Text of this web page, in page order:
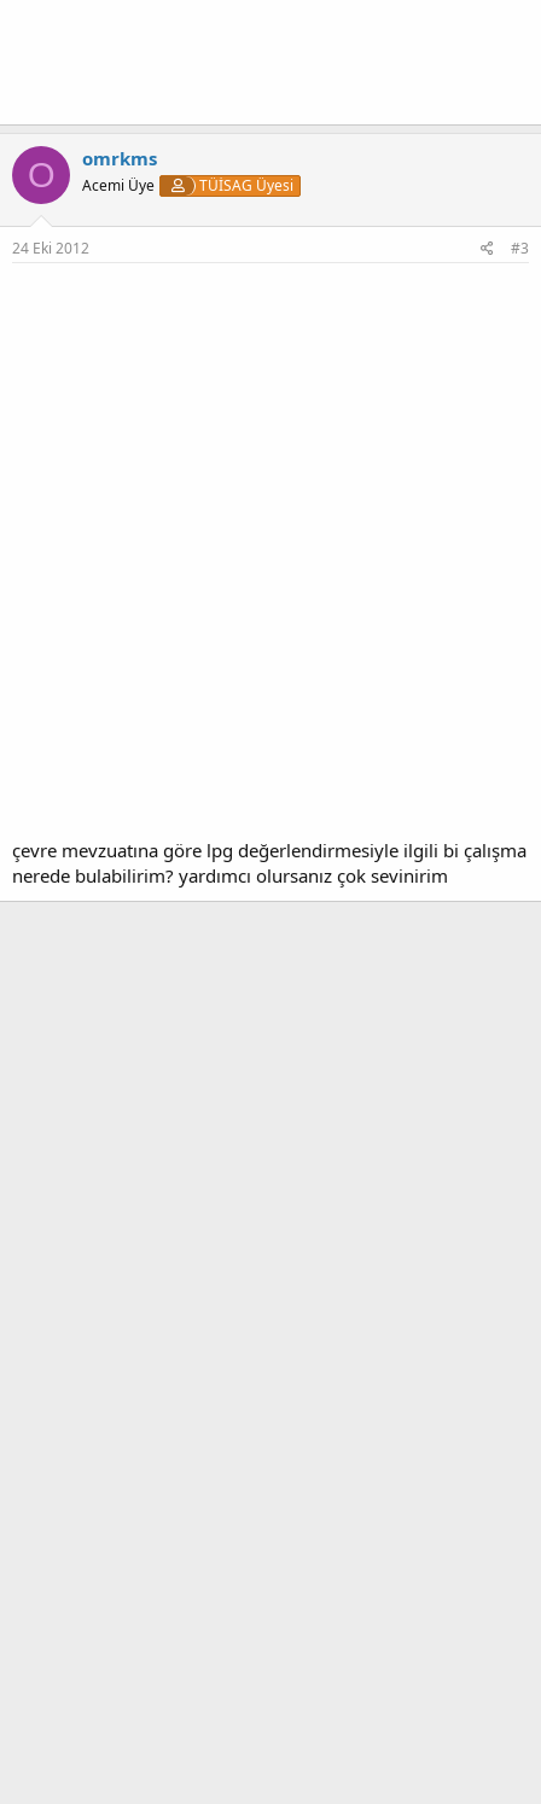
O omrkms
Acemi Üye TÜİSAG Üyesi
24 Eki 2012 #3
çevre mevzuatına göre lpg değerlendirmesiyle ilgili bi çalışma
nerede bulabilirim? yardımcı olursanız çok sevinirim